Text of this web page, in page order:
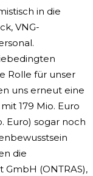
in die
VNG-
Rolle für unser
uns erneut eine
179 Mio. Euro
Euro) sogar noch
die
GmbH (ONTRAS),